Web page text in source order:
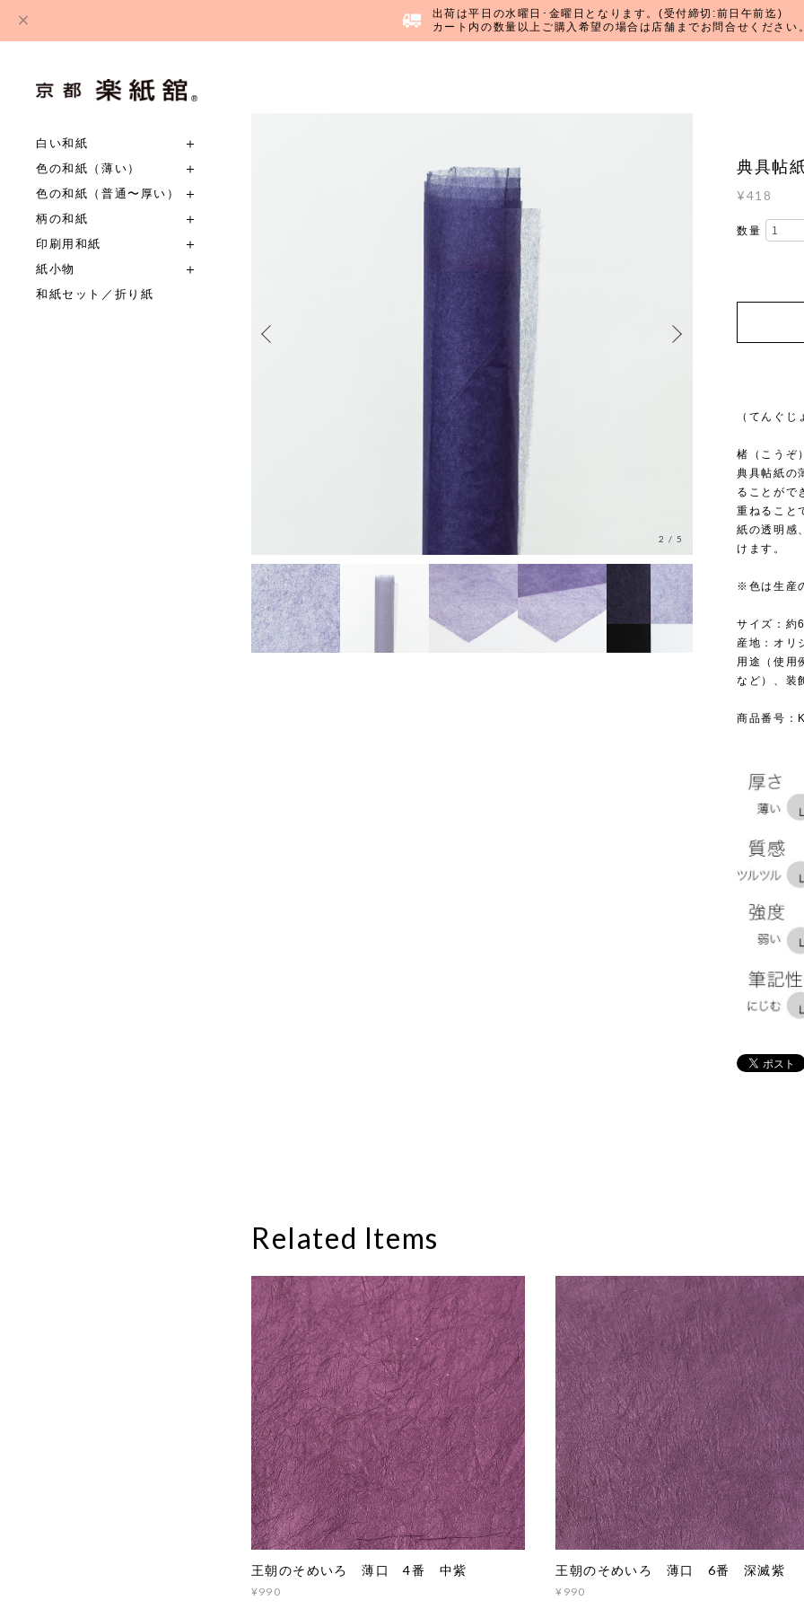
出荷は平日の水曜日･金曜日となります。(受付締切:前日午前迄)
カート内の数量以上ご購入希望の場合は店舗までお問合せください
白い和紙
色の和紙（薄い）
色の和紙（普通〜厚い）
柄の和紙
印刷用和紙
紙小物
和紙セット／折り紙
2 /5
典具帖
¥418
数量
（てんぐ
楮（こうぞ
典具帖紙の
ることがで
重ねること
紙の透明感
けます。
※色は生産
サイズ：
産地：オリ
用途（使用
など）、装
商品番号
Related Items
王朝のそめいろ 薄口 4番 中紫
¥990
王朝のそめいろ 薄口 6番 深滅紫
¥990